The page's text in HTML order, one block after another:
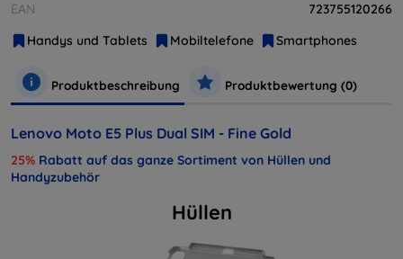
EAN
723755120266
Handys und Tablets
Mobiltelefone Smartphones
Produktbeschreibung Produktbewertung (0)
Lenovo Moto E5 Plus Dual SIM - Fine Gold
25% Rabatt auf das ganze Sortiment von Hüllen und
Handyzubehör
Hüllen